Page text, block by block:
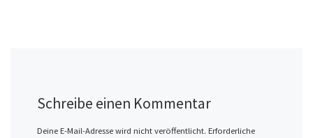
Schreibe einen Kommentar
Deine E-Mail-Adresse wird nicht veröffentlicht. Erforderliche